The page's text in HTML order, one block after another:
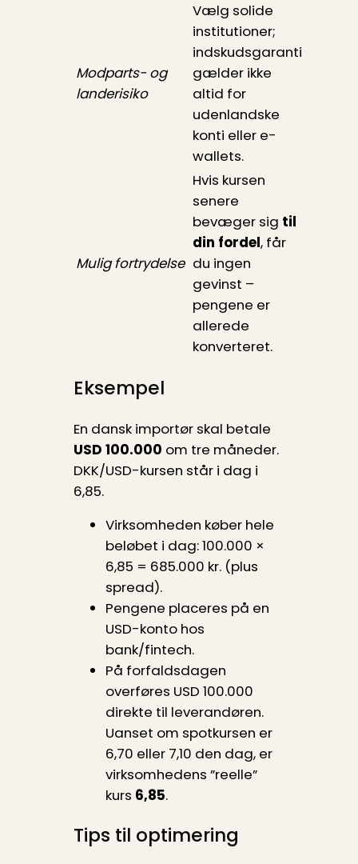
Modparts- og
landerisiko
Vælg solide
institutioner;
indskudsgaranti
gælder ikke
altid for
udenlandske
konti eller e-
wallets.
Mulig fortrydelse
Hvis kursen
senere
bevæger sig til
din fordel, får
du ingen
gevinst –
pengene er
allerede
konverteret.
Eksempel
En dansk importør skal betale
USD 100.000 om tre måneder.
DKK/USD-kursen står i dag i
6,85.
Virksomheden køber hele
beløbet i dag: 100.000 ×
6,85 = 685.000 kr. (plus
spread).
Pengene placeres på en
USD-konto hos
bank/fintech.
På forfaldsdagen
overføres USD 100.000
direkte til leverandøren.
Uanset om spotkursen er
6,70 eller 7,10 den dag, er
virksomhedens ”reelle”
kurs 6,85.
Tips til optimering